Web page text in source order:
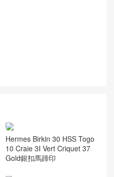
Hermes Birkin 30 HSS Togo
10 Craie 3I Vert Criquet 37
Gold銀扣馬蹄印